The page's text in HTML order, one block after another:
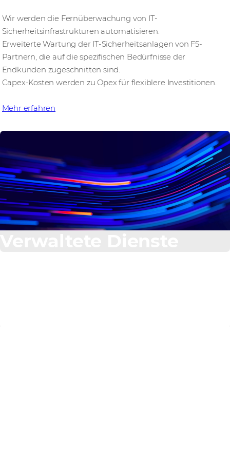
Wir werden die Fernüberwachung von IT-
Sicherheitsinfrastrukturen automatisieren.
Erweiterte Wartung der IT-Sicherheitsanlagen von F5-
Partnern, die auf die spezifischen Bedürfnisse der
Endkunden zugeschnitten sind.
Capex-Kosten werden zu Opex für flexiblere Investitionen.
Mehr erfahren